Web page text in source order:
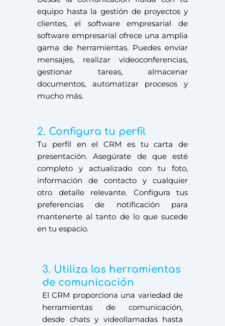
equipo hasta la gestión de proyectos y
clientes, el software empresarial de
software empresarial ofrece una amplia
gama de herramientas. Puedes enviar
mensajes, realizar videoconferencias,
gestionar tareas, almacenar
documentos, automatizar procesos y
mucho más.
2. Configura tu perfil
Tu perfil en el CRM es tu carta de
presentación. Asegúrate de que esté
completo y actualizado con tu foto,
información de contacto y cualquier
otro detalle relevante. Configura tus
preferencias de notificación para
mantenerte al tanto de lo que sucede
en tu espacio.
3. Utiliza las herramientas
de comunicación
El CRM proporciona una variedad de
herramientas de comunicación,
desde chats y videollamadas hasta